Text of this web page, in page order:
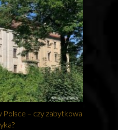
Polsce – czy zabytkowa